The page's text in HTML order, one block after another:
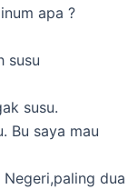
apa ?
susu
susu.
Bu saya mau
Negeri,paling dua